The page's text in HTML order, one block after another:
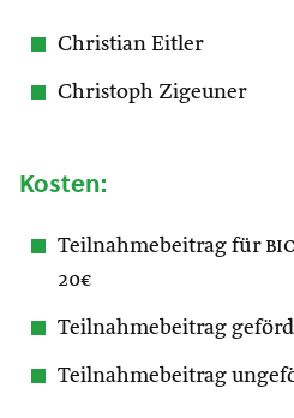
Christian Eitler
Christoph Zigeuner
Kosten:
Teilnahmebeitrag für
20€
Teilnahmebeitrag
Teilnahmebeitrag